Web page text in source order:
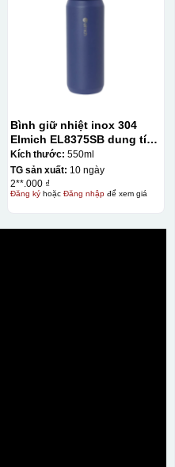
Bình giữ nhiệt inox 304
Elmich EL8375SB dung tích
550ml
Kích thước: 550ml
TG sản xuất: 10 ngày
2**.000 ₫
Đăng kýhoặc Đăng nhậpđể xem giá